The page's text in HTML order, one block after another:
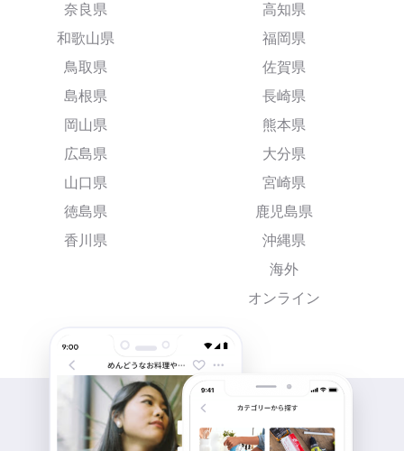
奈良県
和歌山県
鳥取県
島根県
岡山県
広島県
山口県
徳島県
香川県
高知県
福岡県
佐賀県
長崎県
熊本県
大分県
宮崎県
鹿児島県
沖縄県
海外
オンライン